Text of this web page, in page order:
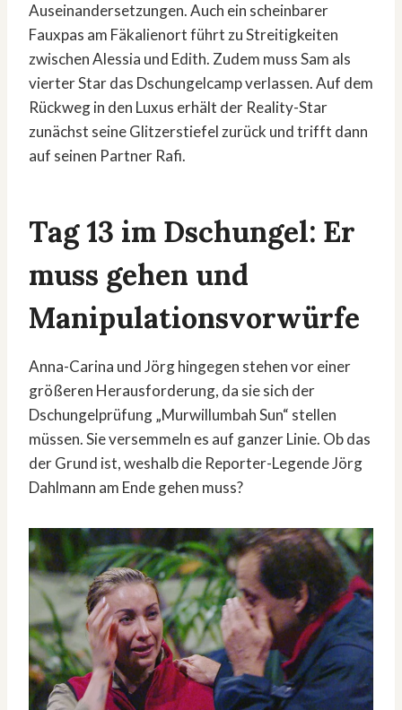
Auseinandersetzungen. Auch ein scheinbarer
Fauxpas am Fäkalienort führt zu Streitigkeiten
zwischen Alessia und Edith. Zudem muss Sam als
vierter Star das Dschungelcamp verlassen. Auf dem
Rückweg in den Luxus erhält der Reality-Star
zunächst seine Glitzerstiefel zurück und trifft dann
auf seinen Partner Rafi.
Tag 13 im Dschungel: Er
muss gehen und
Manipulationsvorwürfe
Anna-Carina und Jörg hingegen stehen vor einer
größeren Herausforderung, da sie sich der
Dschungelprüfung „Murwillumbah Sun“ stellen
müssen. Sie versemmeln es auf ganzer Linie. Ob das
der Grund ist, weshalb die Reporter-Legende Jörg
Dahlmann am Ende gehen muss?